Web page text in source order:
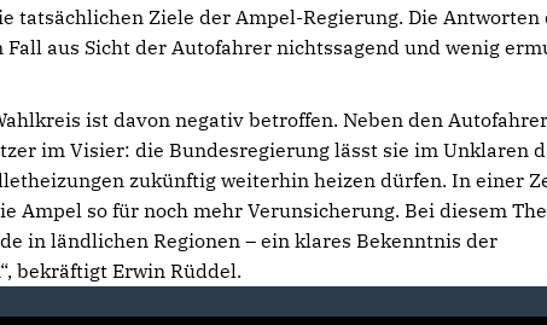
tatsächlichen Ziele der Ampel-Regierung. Die Antworten
aus Sicht der Autofahrer nichtssagend und wenig
ist davon negativ betroffen. Neben den
im Visier: die Bundesregierung lässt sie im Unklaren
zukünftig weiterhin heizen dürfen. In einer
Ampel so für noch mehr Verunsicherung. Bei diesem
in ländlichen Regionen – ein klares Bekenntnis der
bekräftigt Erwin Rüddel.